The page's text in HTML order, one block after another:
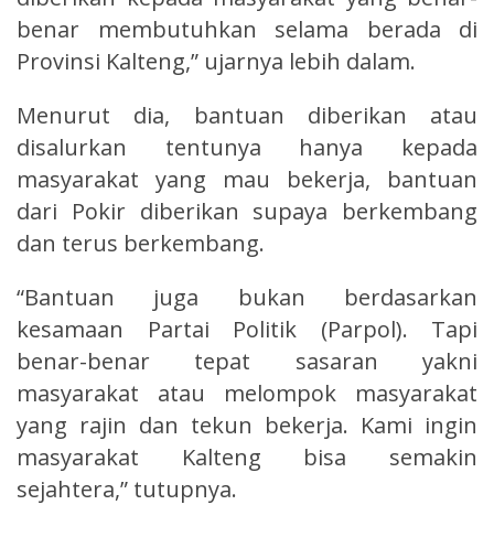
benar membutuhkan selama berada di
Provinsi Kalteng,” ujarnya lebih dalam.
Menurut dia, bantuan diberikan atau
disalurkan tentunya hanya kepada
masyarakat yang mau bekerja, bantuan
dari Pokir diberikan supaya berkembang
dan terus berkembang.
“Bantuan juga bukan berdasarkan
kesamaan Partai Politik (Parpol). Tapi
benar-benar tepat sasaran yakni
masyarakat atau melompok masyarakat
yang rajin dan tekun bekerja. Kami ingin
masyarakat Kalteng bisa semakin
sejahtera,” tutupnya.